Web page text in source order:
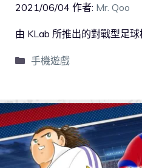
2021/06/04 作者: Mr. Qoo
由 KLab 所推出的對戰型足
手機遊戲